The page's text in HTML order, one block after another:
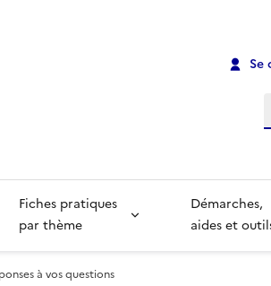
Se
Fiches pratiques
par thème
Démarches,
aides et
à vos questions